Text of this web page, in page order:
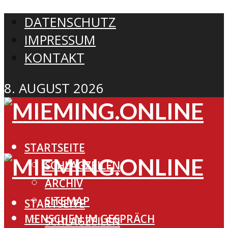
DATENSCHUTZ
IMPRESSUM
KONTAKT
8. AUGUST 2026
STARTSEITE
SCHLAGZEILEN
ARCHIV
SITEMAP
MENSCHEN IM GESPRÄCH
STARTSEITE
SCHLAGZEILEN